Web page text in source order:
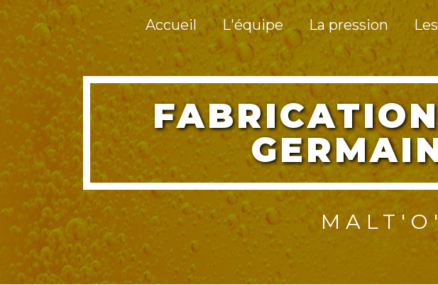
Accueil L'équipe La pression
FABRICATION DE BIÈRE SAINT-
Panneau de gestion des cookies